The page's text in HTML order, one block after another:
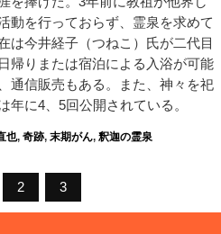
動を行っておらず、霊泉を求めて
は今井経子（つねこ）氏が二代目
帰りまたは宿泊による入浴が可能
通信販売もある。また、神々を祀
年に4、5回公開されている。
也, 奇跡, 末期がん, 釈迦の霊泉
2 3